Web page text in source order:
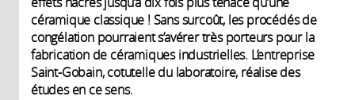
céramique classique ! Sans surcoût, les procédés de
congélation pourraient s’avérer très porteurs pour la
fabrication de céramiques industrielles. L’entreprise
Saint-Gobain, cotutelle du laboratoire, réalise des
études en ce sens.